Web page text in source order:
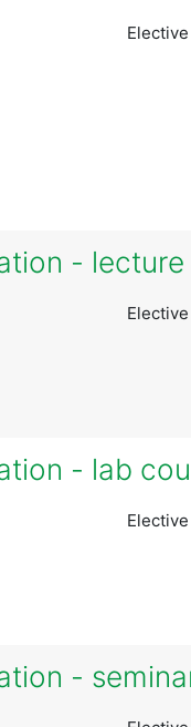
- lecture
- lab
-